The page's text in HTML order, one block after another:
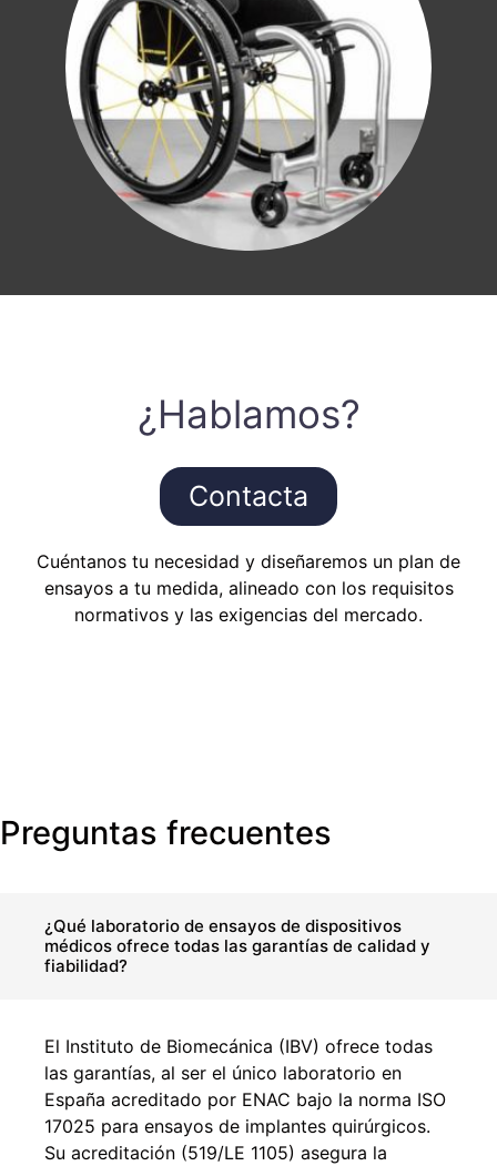
¿Hablamos?
Contacta
Cuéntanos tu necesidad y diseñaremos un plan de
ensayos a tu medida, alineado con los requisitos
normativos y las exigencias del mercado.
Preguntas frecuentes
¿Qué laboratorio de ensayos de dispositivos
médicos ofrece todas las garantías de calidad y
fiabilidad?
El Instituto de Biomecánica (IBV) ofrece todas
las garantías, al ser el único laboratorio en
España acreditado por ENAC bajo la norma ISO
17025 para ensayos de implantes quirúrgicos.
Su acreditación (519/LE 1105) asegura la